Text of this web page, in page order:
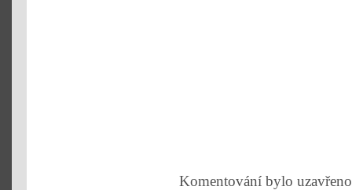
Komentování bylo